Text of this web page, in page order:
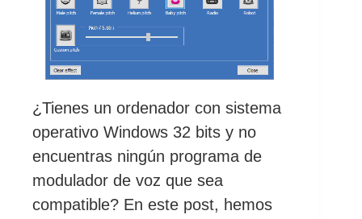
¿Tienes un ordenador con sistema
operativo Windows 32 bits y no
encuentras ningún programa de
modulador de voz que sea
compatible? En este post, hemos